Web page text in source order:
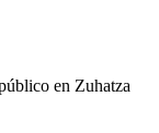
en Zuhatza